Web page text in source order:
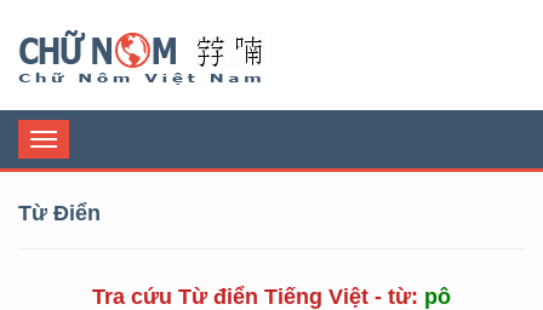
Toggle
navigation
Từ Điển
Tra cứu Từ điển Tiếng Việt - từ: pô